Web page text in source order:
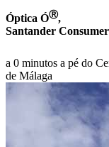
Óptica ÓⓇ,
Santander
a 0 minutos a pé do
de Málaga